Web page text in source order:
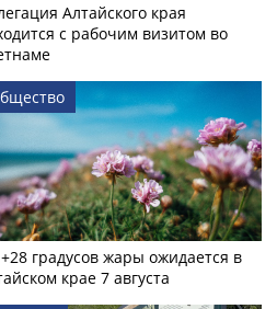
Алтайского края
с рабочим визитом во
градусов жары ожидается в
крае 7 августа